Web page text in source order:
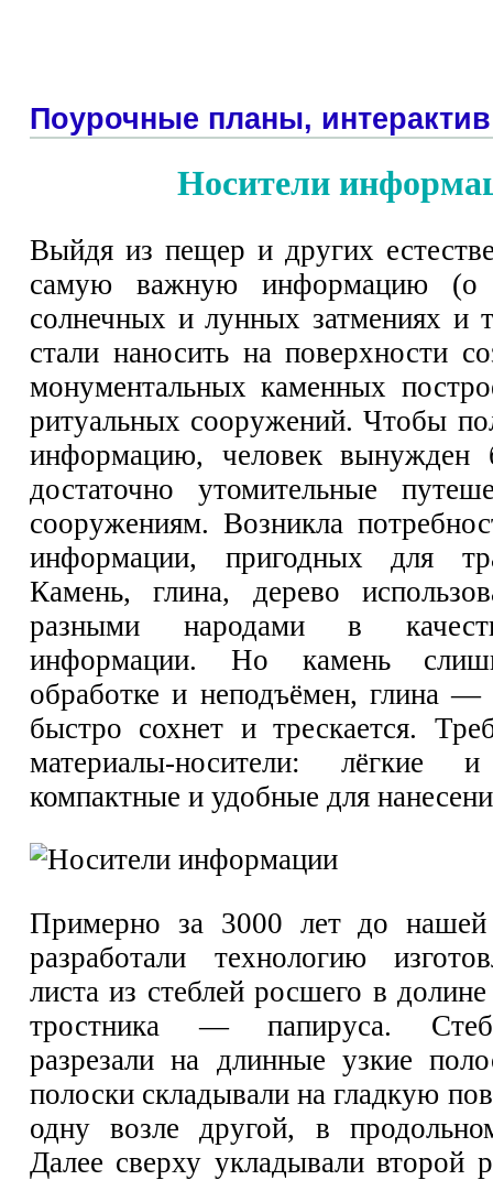
Поурочные планы, интерактив
Носители
Выйдя из пещер и других
самую важную информацию (о
солнечных и лунных затмениях и
стали наносить на поверхности
монументальных каменных
ритуальных сооружений. Чтобы
информацию, человек вынужден
достаточно утомительные
сооружениям. Возникла
информации, пригодных для
Камень, глина, дерево
разными народами в
информации. Но камень
обработке и неподъёмен, глина —
быстро сохнет и трескается.
материалы-носители: лёгкие и
компактные и удобные для
Примерно за 3000 лет до
разработали технологию
листа из стеблей росшего в
тростника — папируса.
разрезали на длинные узкие
полоски складывали на гладкую
одну возле другой, в
Далее сверху укладывали второй